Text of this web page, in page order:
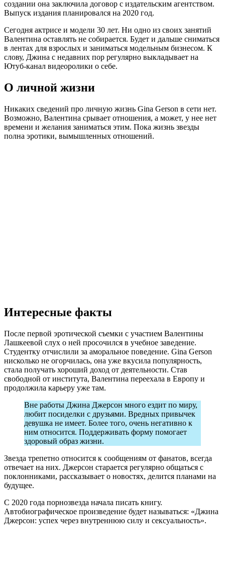
создании она заключила договор с издательским агентством.
Выпуск издания планировался на 2020 год.
Сегодня актрисе и модели 30 лет. Ни одно из своих занятий
Валентина оставлять не собирается. Будет и дальше сниматься
в лентах для взрослых и заниматься модельным бизнесом. К
слову, Джина с недавних пор регулярно выкладывает на
Ютуб-канал видеоролики о себе.
О личной жизни
Никаких сведений про личную жизнь Gina Gerson в сети нет.
Возможно, Валентина срывает отношения, а может, у нее нет
времени и желания заниматься этим. Пока жизнь звезды
полна эротики, вымышленных отношений.
Интересные факты
После первой эротической съемки с участием Валентины
Лашкеевой слух о ней просочился в учебное заведение.
Студентку отчислили за аморальное поведение. Gina Gerson
нисколько не огорчилась, она уже вкусила популярность,
стала получать хороший доход от деятельности. Став
свободной от института, Валентина переехала в Европу и
продолжила карьеру уже там.
Вне работы Джина Джерсон много ездит по миру,
любит посиделки с друзьями. Вредных привычек
девушка не имеет. Более того, очень негативно к
ним относится. Поддерживать форму помогает
здоровый образ жизни.
Звезда трепетно относится к сообщениям от фанатов, всегда
отвечает на них. Джерсон старается регулярно общаться с
поклонниками, рассказывает о новостях, делится планами на
будущее.
С 2020 года порнозвезда начала писать книгу.
Автобиографическое произведение будет называться: «Джина
Джерсон: успех через внутреннюю силу и сексуальность».